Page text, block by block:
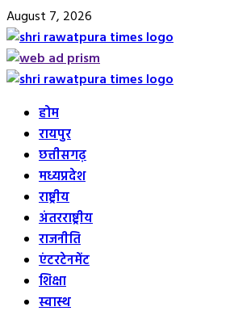
Skip
to
content
August 7, 2026
Primary
होम
रायपुर
छत्तीसगढ़
मध्यप्रदेश
राष्ट्रीय
अंतरराष्ट्रीय
राजनीति
एंटरटेनमेंट
शिक्षा
स्वास्थ